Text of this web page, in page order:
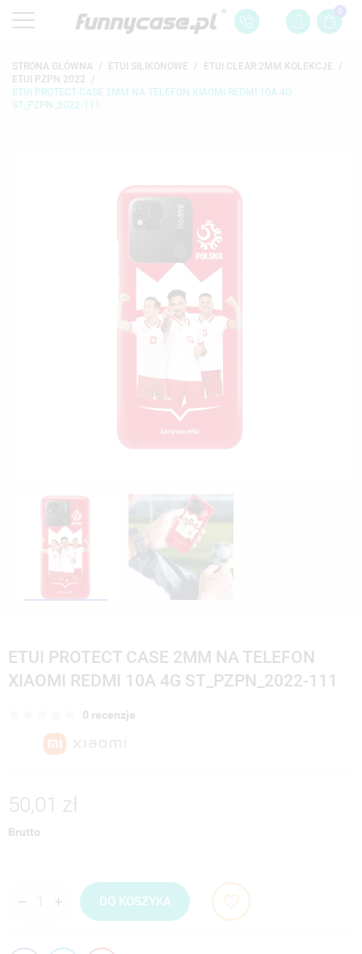
0
STRONA GŁÓWNA ETUI SILIKONOWE
ETUI CLEAR 2MM KOLEKCJE
ETUI PZPN 2022
ETUI PROTECT CASE 2MM NA TELEFON XIAOMI REDMI 10A 4G
ST_PZPN_2022-111
ETUI PROTECT CASE 2MM NA TELEFON
XIAOMI REDMI 10A 4G ST_PZPN_2022-111
0 recenzje
50,01 zł
Brutto
DO KOSZYKA